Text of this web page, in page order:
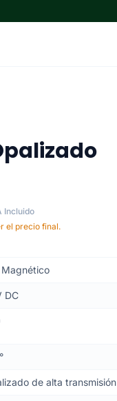
Incluido
el precio final.
Magnético
DC
de alta transmisión